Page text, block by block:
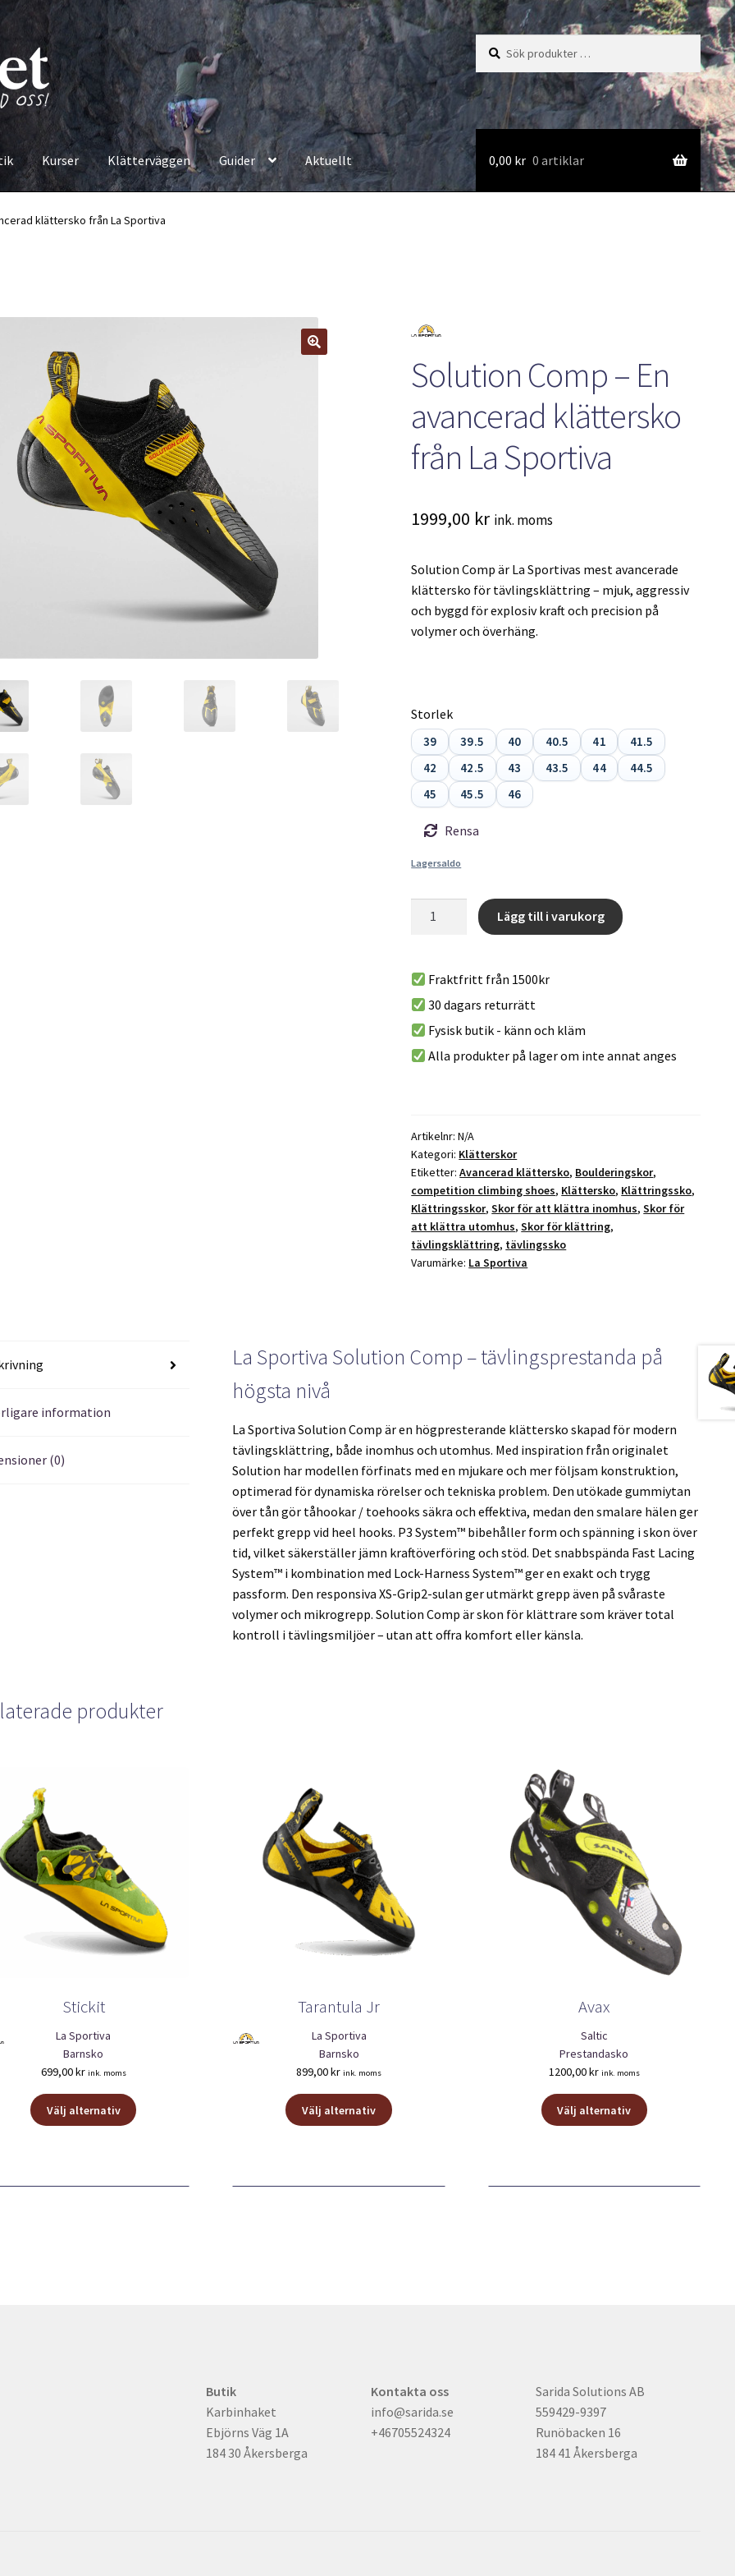
Sök
efter:
Sök
Kurser Klätterväggen Guider Aktuellt 0,00 kr 0 artiklar
klättersko från La Sportiva
Solution Comp – En
avancerad klättersko
från La Sportiva
1999,00 kr ink. moms
Solution Comp är La Sportivas mest avancerade
klättersko för tävlingsklättring – mjuk, aggressiv
och byggd för explosiv kraft och precision på
volymer och överhäng.
Storlek
39 39.5 40 40.5 41
41.5
42
42.5 43 43.5 44
44.5
45
45.5 46
Rensa
Lagersaldo
En
avancerad
klättersko
från
La
Lägg till i varukorg
t
e
r
n
v
e
:
Fraktfritt från 1500kr
30 dagars returrätt
Fysisk butik - känn och kläm
Alla produkter på lager om inte annat anges
Artikelnr:N/A
Kategori: Klätterskor
Etiketter:Avancerad klättersko, Boulderingskor,
competition climbing shoes, Klättersko, Klättringssko,
Klättringsskor,Skor för att klättra inomhus,Skor för
att klättra utomhus,Skor för klättring,
tävlingsklättring, tävlingssko
Varumärke: La Sportiva
information
(0)
La Sportiva Solution Comp – tävlingsprestanda på
högsta nivå
La Sportiva Solution Comp är en högpresterande klättersko skapad för modern
tävlingsklättring, både inomhus och utomhus. Med inspiration från originalet
Solution har modellen förfinats med en mjukare och mer följsam konstruktion,
optimerad för dynamiska rörelser och tekniska problem. Den utökade gummiytan
över tån gör tåhookar / toehooks säkra och effektiva, medan den smalare hälen ger
perfekt grepp vid heel hooks. P3 System™ bibehåller form och spänning i skon över
tid, vilket säkerställer jämn kraftöverföring och stöd. Det snabbspända Fast Lacing
System™ i kombination med Lock-Harness System™ ger en exakt och trygg
passform. Den responsiva XS-Grip2-sulan ger utmärkt grepp även på svåraste
volymer och mikrogrepp. Solution Comp är skon för klättrare som kräver total
kontroll i tävlingsmiljöer – utan att offra komfort eller känsla.
produkter
Stickit
La Sportiva
Barnsko
699,00kr ink. moms
Välj alternativ
Den
Tarantula Jr
La Sportiva
Barnsko
899,00kr ink. moms
Välj alternativ
Den
här
Avax
Saltic
Prestandasko
1200,00kr ink. moms
Välj alternativ
Den
Butik
Karbinhaket
Ebjörns Väg 1A
184 30 Åkersberga
Kontakta oss
info@sarida.se
+46705524324
Sarida Solutions AB
559429-9397
Runöbacken 16
184 41 Åkersberga